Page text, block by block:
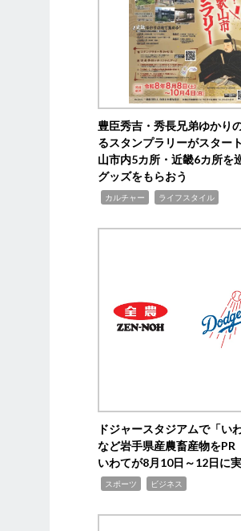
豊臣秀吉・秀長兄弟ゆかり
るスタンプラリーがスタ
山市内5カ所・近畿6カ所を
グッズをもらおう
カルチャー ライフスタイル
ドジャースタジアムで「い
など岩手県産農畜産物を
いわてが8月10日～12日に
スポーツ ビジネス